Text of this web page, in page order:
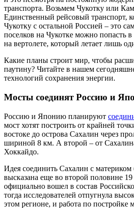
транспорта. Возьмем Чукотку или
Единственный рейсовый транспорт,
Чукотку с остальной Россией – это
поселков на Чукотке можно попасть
на вертолете, который летает лишь
Какие планы строит мир, чтобы
паутину? Читайте в нашем
технологий сохранения энергии.
Мосты соединят Россию и
Россию и Японию планируют
мост хотят построить от крайней
востоке до острова Сахалин через
шириной 8 км. А второй – от
Хоккайдо.
Идея соединить Сахалин с
высказана еще во второй половине 19
официально вошел в состав
тогда исследователей отпугнула
этом регионе, и работа по постройке